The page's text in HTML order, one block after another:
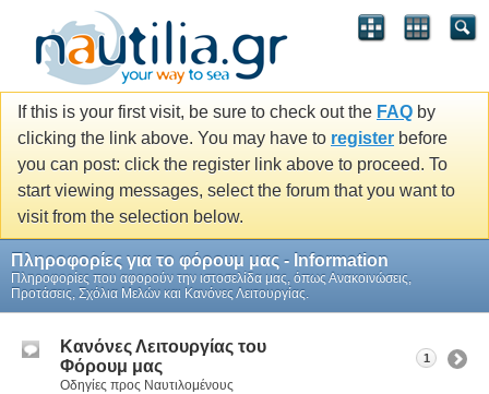
If this is your first visit, be sure to check out the FAQ by
clicking the link above. You may have to register before
you can post: click the register link above to proceed. To
start viewing messages, select the forum that you want to
visit from the selection below.
Πληροφορίες για το φόρουμ μας - Information
Πληροφορίες που αφορούν την ιστοσελίδα μας, όπως Ανακοινώσεις,
Προτάσεις, Σχόλια Μελών και Κανόνες Λειτουργίας.
Κανόνες Λειτουργίας του
Φόρουμ μας
Οδηγίες προς Ναυτιλομένους
1